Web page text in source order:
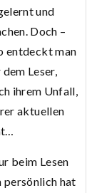
und
Doch –
entdeckt man
Leser,
ihrem Unfall,
aktuellen
beim Lesen
hat